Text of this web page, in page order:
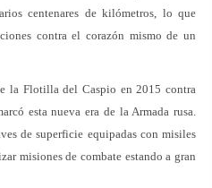
centenares de kilómetros, lo que
contra el corazón mismo de un
la Flotilla del Caspio en 2015 contra
esta nueva era de la Armada rusa.
de superficie equipadas con misiles
misiones de combate estando a gran